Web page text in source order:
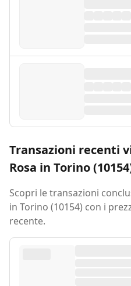
Transazioni recenti
Rosa in Torino
Scopri le transazioni
in Torino (10154) con i
recente.